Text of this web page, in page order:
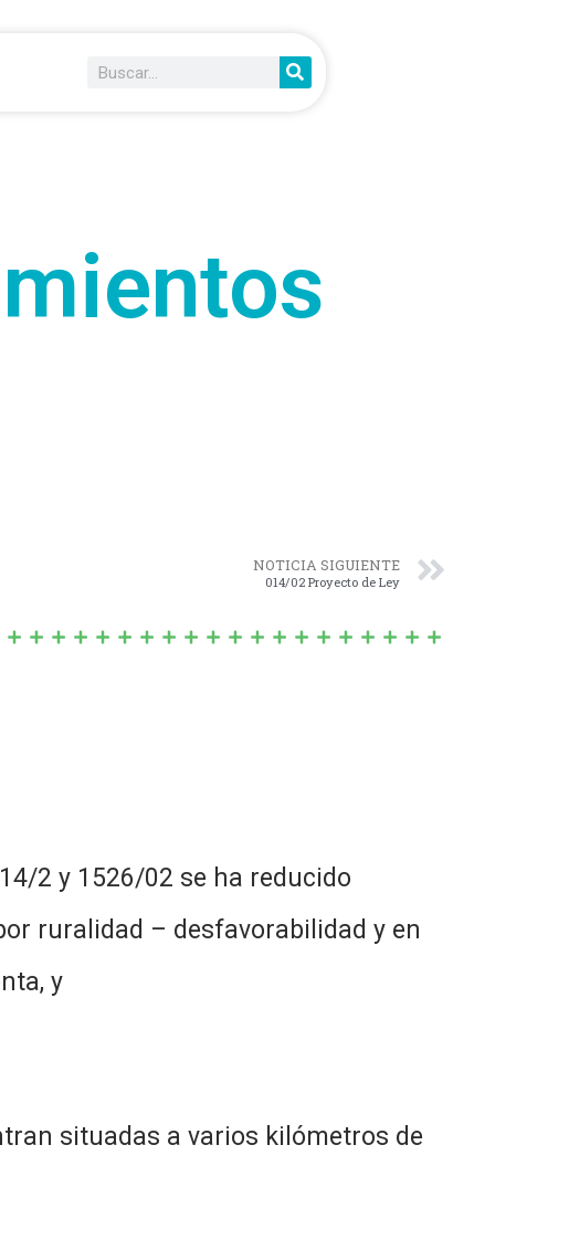
NOTICIA SIGUIENTE
014/02 Proyecto de Ley
2 y 1526/02 se ha reducido
ruralidad – desfavorabilidad y en
y
situadas a varios kilómetros de